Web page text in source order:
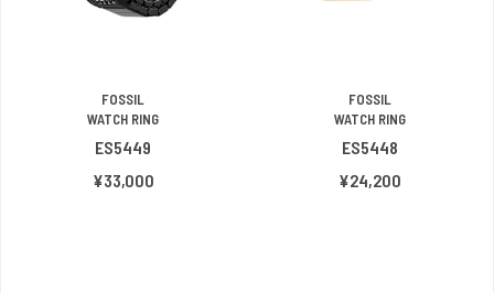
FOSSIL
WATCH RING
ES5449
¥33,000
FOSSIL
WATCH RING
ES5448
¥24,200